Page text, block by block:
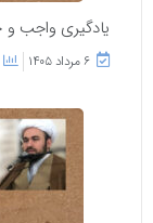
یادگیری واجب و
۶ مرداد ۱۴۰۵